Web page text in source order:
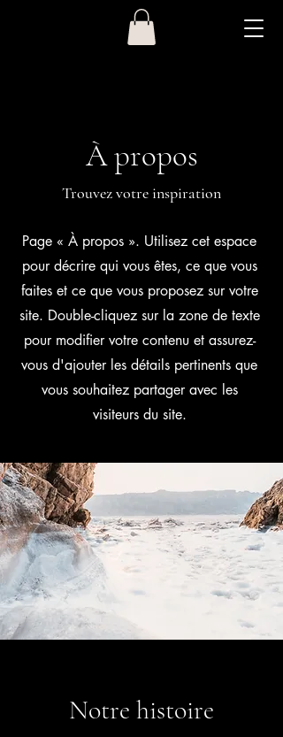
À propos
Trouvez votre inspiration
Page « À propos ». Utilisez cet espace
pour décrire qui vous êtes, ce que vous
faites et ce que vous proposez sur votre
site. Double-cliquez sur la zone de texte
pour modifier votre contenu et assurez-
vous d'ajouter les détails pertinents que
vous souhaitez partager avec les
visiteurs du site.
Notre histoire